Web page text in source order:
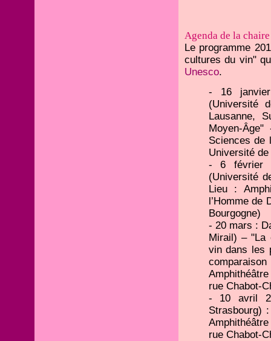
Agenda de la
Le programme
cultures du vin"
Unesco.
- 16 janvier
(Université
Lausanne,
Moyen-
Sciences de
Université
- 6 février
(Université
Lieu :
l’Homme de
Bourgogne)
- 20 mars :
Mirail) – "La
vin dans les
rue Chabot-
- 10 avril
Strasbourg)
rue Chabot-